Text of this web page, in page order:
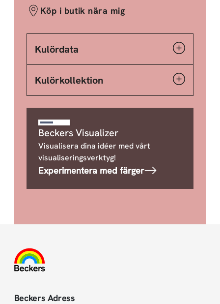
Köp i butik nära mig
Kulördata
Kulörkollektion
Beckers Visualizer
Visualisera dina idéer med vårt
visualiseringsverktyg!
Experimentera med färger
Beckers Adress